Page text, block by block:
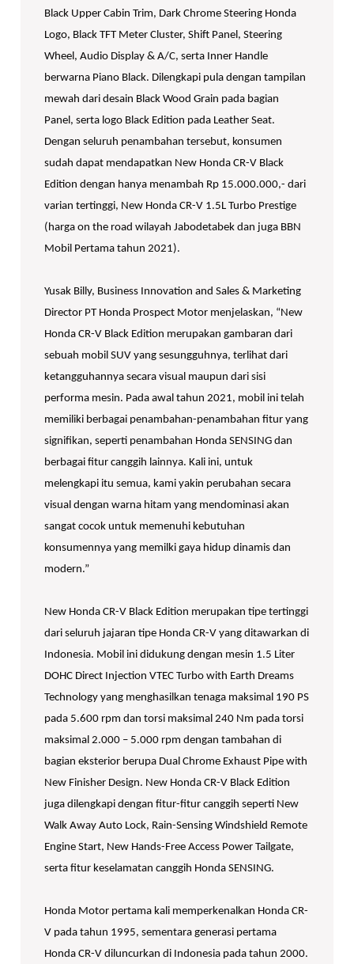
Black Upper Cabin Trim, Dark Chrome Steering Honda
Logo, Black TFT Meter Cluster, Shift Panel, Steering
Wheel, Audio Display & A/C, serta Inner Handle
berwarna Piano Black. Dilengkapi pula dengan tampilan
mewah dari desain Black Wood Grain pada bagian
Panel, serta logo Black Edition pada Leather Seat.
Dengan seluruh penambahan tersebut, konsumen
sudah dapat mendapatkan New Honda CR-V Black
Edition dengan hanya menambah Rp 15.000.000,- dari
varian tertinggi, New Honda CR-V 1.5L Turbo Prestige
(harga on the road wilayah Jabodetabek dan juga BBN
Mobil Pertama tahun 2021).
Yusak Billy, Business Innovation and Sales & Marketing
Director PT Honda Prospect Motor menjelaskan, “New
Honda CR-V Black Edition merupakan gambaran dari
sebuah mobil SUV yang sesungguhnya, terlihat dari
ketangguhannya secara visual maupun dari sisi
performa mesin. Pada awal tahun 2021, mobil ini telah
memiliki berbagai penambahan-penambahan fitur yang
signifikan, seperti penambahan Honda SENSING dan
berbagai fitur canggih lainnya. Kali ini, untuk
melengkapi itu semua, kami yakin perubahan secara
visual dengan warna hitam yang mendominasi akan
sangat cocok untuk memenuhi kebutuhan
konsumennya yang memilki gaya hidup dinamis dan
modern.”
New Honda CR-V Black Edition merupakan tipe tertinggi
dari seluruh jajaran tipe Honda CR-V yang ditawarkan di
Indonesia. Mobil ini didukung dengan mesin 1.5 Liter
DOHC Direct Injection VTEC Turbo with Earth Dreams
Technology yang menghasilkan tenaga maksimal 190 PS
pada 5.600 rpm dan torsi maksimal 240 Nm pada torsi
maksimal 2.000 – 5.000 rpm dengan tambahan di
bagian eksterior berupa Dual Chrome Exhaust Pipe with
New Finisher Design. New Honda CR-V Black Edition
juga dilengkapi dengan fitur-fitur canggih seperti New
Walk Away Auto Lock, Rain-Sensing Windshield Remote
Engine Start, New Hands-Free Access Power Tailgate,
serta fitur keselamatan canggih Honda SENSING.
Honda Motor pertama kali memperkenalkan Honda CR-
V pada tahun 1995, sementara generasi pertama
Honda CR-V diluncurkan di Indonesia pada tahun 2000.